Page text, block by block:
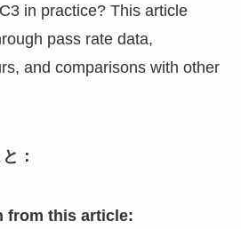
in practice? This article
pass rate data,
and comparisons with other
：
from this article: